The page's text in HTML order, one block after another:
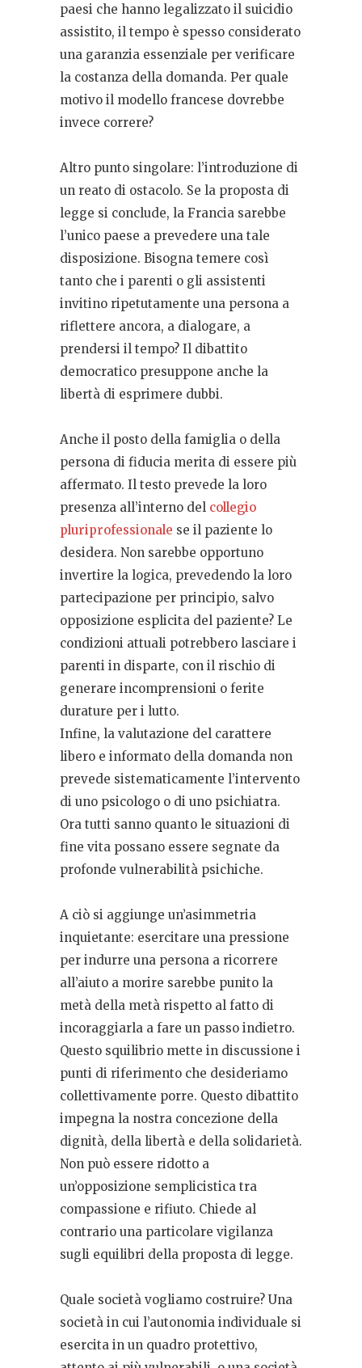
paesi che hanno legalizzato il suicidio
assistito, il tempo è spesso considerato
una garanzia essenziale per verificare
la costanza della domanda. Per quale
motivo il modello francese dovrebbe
invece correre?
Altro punto singolare: l’introduzione di
un reato di ostacolo. Se la proposta di
legge si conclude, la Francia sarebbe
l’unico paese a prevedere una tale
disposizione. Bisogna temere così
tanto che i parenti o gli assistenti
invitino ripetutamente una persona a
riflettere ancora, a dialogare, a
prendersi il tempo? Il dibattito
democratico presuppone anche la
libertà di esprimere dubbi.
Anche il posto della famiglia o della
persona di fiducia merita di essere più
affermato. Il testo prevede la loro
presenza all’interno del collegio
pluriprofessionale se il paziente lo
desidera. Non sarebbe opportuno
invertire la logica, prevedendo la loro
partecipazione per principio, salvo
opposizione esplicita del paziente? Le
condizioni attuali potrebbero lasciare i
parenti in disparte, con il rischio di
generare incomprensioni o ferite
durature per i lutto.
Infine, la valutazione del carattere
libero e informato della domanda non
prevede sistematicamente l’intervento
di uno psicologo o di uno psichiatra.
Ora tutti sanno quanto le situazioni di
fine vita possano essere segnate da
profonde vulnerabilità psichiche.
A ciò si aggiunge un’asimmetria
inquietante: esercitare una pressione
per indurre una persona a ricorrere
all’aiuto a morire sarebbe punito la
metà della metà rispetto al fatto di
incoraggiarla a fare un passo indietro.
Questo squilibrio mette in discussione i
punti di riferimento che desideriamo
collettivamente porre. Questo dibattito
impegna la nostra concezione della
dignità, della libertà e della solidarietà.
Non può essere ridotto a
un’opposizione semplicistica tra
compassione e rifiuto. Chiede al
contrario una particolare vigilanza
sugli equilibri della proposta di legge.
Quale società vogliamo costruire? Una
società in cui l’autonomia individuale si
esercita in un quadro protettivo,